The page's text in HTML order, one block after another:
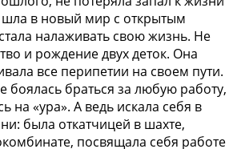
в новый мир с открытым
налаживать свою жизнь. Не
и рождение двух деток. Она
все перипетии на своем пути.
боялась браться за любую работу,
на «ура». А ведь искала себя в
была откатчицей в шахте,
посвящала себя работе